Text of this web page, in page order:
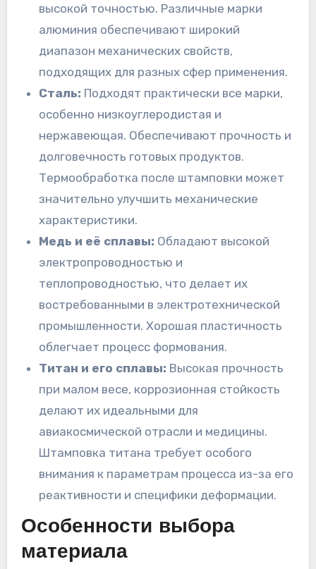
высокой точностью. Различные марки
алюминия обеспечивают широкий
диапазон механических свойств,
подходящих для разных сфер применения.
Сталь: Подходят практически все марки,
особенно низкоуглеродистая и
нержавеющая. Обеспечивают прочность и
долговечность готовых продуктов.
Термообработка после штамповки может
значительно улучшить механические
характеристики.
Медь и её сплавы: Обладают высокой
электропроводностью и
теплопроводностью, что делает их
востребованными в электротехнической
промышленности. Хорошая пластичность
облегчает процесс формования.
Титан и его сплавы: Высокая прочность
при малом весе, коррозионная стойкость
делают их идеальными для
авиакосмической отрасли и медицины.
Штамповка титана требует особого
внимания к параметрам процесса из-за его
реактивности и специфики деформации.
Особенности выбора
материала